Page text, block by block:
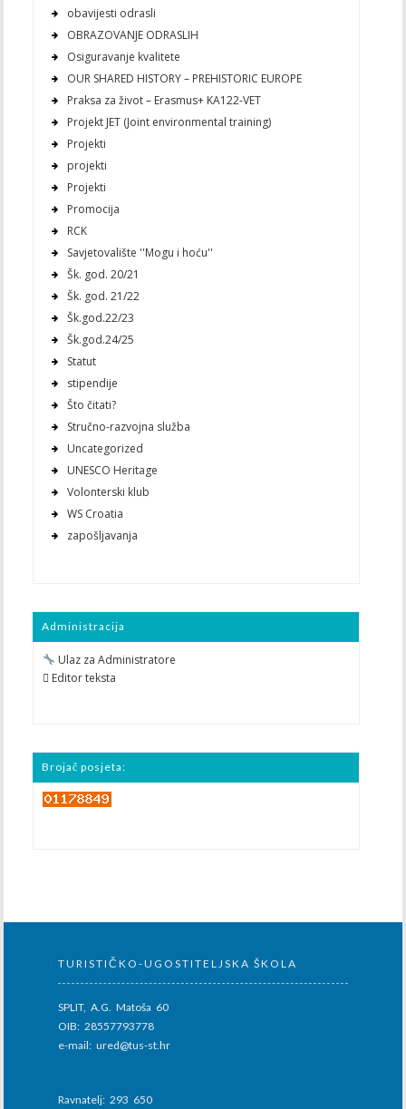
obavijesti odrasli
OBRAZOVANJE ODRASLIH
Osiguravanje kvalitete
OUR SHARED HISTORY – PREHISTORIC EUROPE
Praksa za život – Erasmus+ KA122-VET
Projekt JET (Joint environmental training)
Projekti
projekti
Projekti
Promocija
RCK
Savjetovalište ''Mogu i hoću''
Šk. god. 20/21
Šk. god. 21/22
Šk.god.22/23
Šk.god.24/25
Statut
stipendije
Što čitati?
Stručno-razvojna služba
Uncategorized
UNESCO Heritage
Volonterski klub
WS Croatia
zapošljavanja
Administracija
Ulaz za Administratore
 Editor teksta
Brojač posjeta:
TURISTIČKO-UGOSTITELJSKA ŠKOLA
SPLIT, A.G. Matoša 60
OIB: 28557793778
e-mail: ured@tus-st.hr
Ravnatelj: 293 650